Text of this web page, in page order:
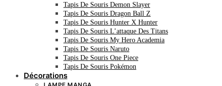
Tapis De Souris Demon Slayer
Tapis De Souris Dragon Ball Z
Tapis De Souris Hunter X Hunter
Tapis De Souris L’attaque Des Titans
Tapis De Souris My Hero Academia
Tapis De Souris Naruto
Tapis De Souris One Piece
Tapis De Souris Pokémon
Décorations